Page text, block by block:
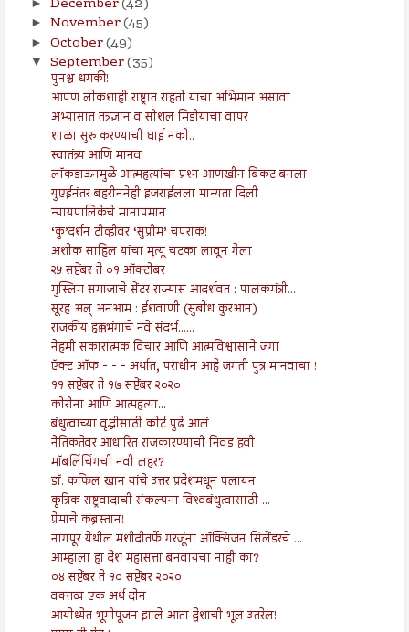
► November(45)
► October(49)
▼ September(35)
पुनश्च धमकी!
आपण लोकशाही राष्ट्रात राहतो याचा अभिमान असावा
अभ्यासात तंत्रज्ञान व सोशल मिडीयाचा वापर
शाळा सुरु करण्याची घाई नको..
स्वातंत्र्य आणि मानव
लॉकडाऊनमुळे आत्महत्यांचा प्रश्‍न आणखीन बिकट बनला
युएईनंतर बहरीननेही इजराईलला मान्यता दिली
न्यायपालिकेचे मानापमान
‘कु’दर्शन टीव्हीवर ‘सुप्रीम’ चपराक!
अशोक साहिल यांचा मृत्यू चटका लावून गेला
२५ सप्टेंबर ते ०१ ऑक्टोबर
मुस्लिम समाजाचे सेंटर राज्यास आदर्शवत : पालकमंत्री...
सूरह अल् अनआम : ईशवाणी (सुबोध कुरआन)
राजकीय हक्कभंगाचे नवे संदर्भ......
नेहमी सकारात्मक विचार आणि आत्मविश्वासाने जगा
ऍक्ट ऑफ - - - अर्थात, पराधीन आहे जगती पुत्र मानवाचा !
११ सप्टेंबर ते १७ सप्टेंबर २०२०
कोरोना आणि आत्महत्या...
बंधुत्वाच्या वृद्धीसाठी कोर्ट पुढे आलं
नैतिकतेवर आधारित राजकारण्यांची निवड हवी
मॉबलिंचिंगची नवी लहर?
डॉ. कफिल खान यांचे उत्तर प्रदेशमधून पलायन
कृत्रिक राष्ट्रवादाची संकल्पना विश्‍वबंधुत्वासाठी ...
प्रेमाचे कब्रस्तान!
नागपूर येथील मशीदीतर्फे गरजूंना ऑक्सिजन सिलेंडरचे ...
आम्हाला हा देश महासत्ता बनवायचा नाही का?
०४ सप्टेंबर ते १० सप्टेंबर २०२०
वक्तव्य एक अर्थ दोन
आयोध्येत भूमीपूजन झाले आता द्वेशाची भूल उतरेल!